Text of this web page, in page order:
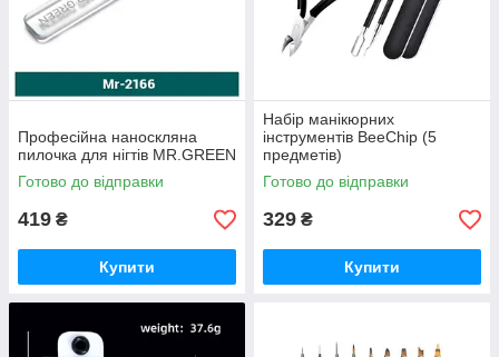
Професійна наноскляна
пилочка для нігтів MR.GREEN
Готово до відправки
419 ₴
Купити
Набір манікюрних
інструментів BeeChip (5
предметів)
Готово до відправки
329 ₴
Купити